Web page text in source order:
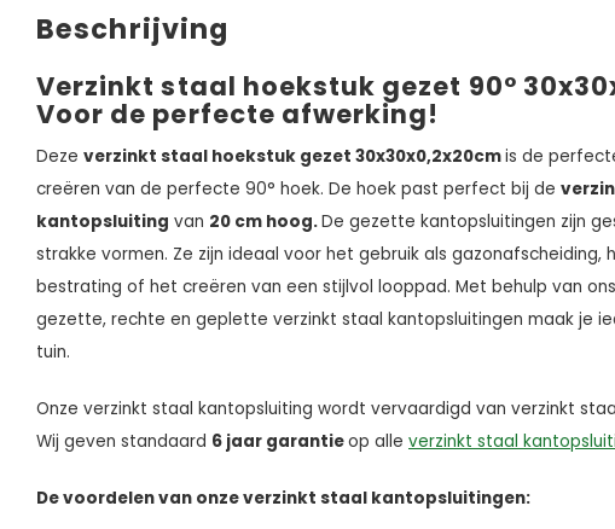
Beschrijving
Verzinkt staal hoekstuk gezet 90°
Voor de perfecte afwerking!
Deze verzinkt staal hoekstuk gezet 30x30x0,2x20cmis de
creëren van de perfecte 90° hoek. De hoek past perfect bij de
kantopsluiting van 20 cm hoog.De gezette kantopsluitingen zijn
strakke vormen. Ze zijn ideaal voor het gebruik als gazonafscheiding,
bestrating of het creëren van een stijlvol looppad. Met behulp van
gezette, rechte en geplette verzinkt staal kantopsluitingen maak je
tuin.
Onze verzinkt staal kantopsluiting wordt vervaardigd van verzinkt
Wij geven standaard 6 jaar garantieop alle verzinkt staal
De voordelen van onze verzinkt staal kantopsluitingen: